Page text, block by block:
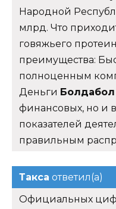
Народной
млрд. Что
говяжьего
преимущества:
полноценным
Деньги Болдабол
финансовых, но и
показателей
правильным
Такса ответил(а)
Официальных